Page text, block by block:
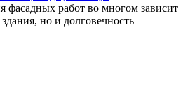
фасадных работ во многом зависит
но и долговечность